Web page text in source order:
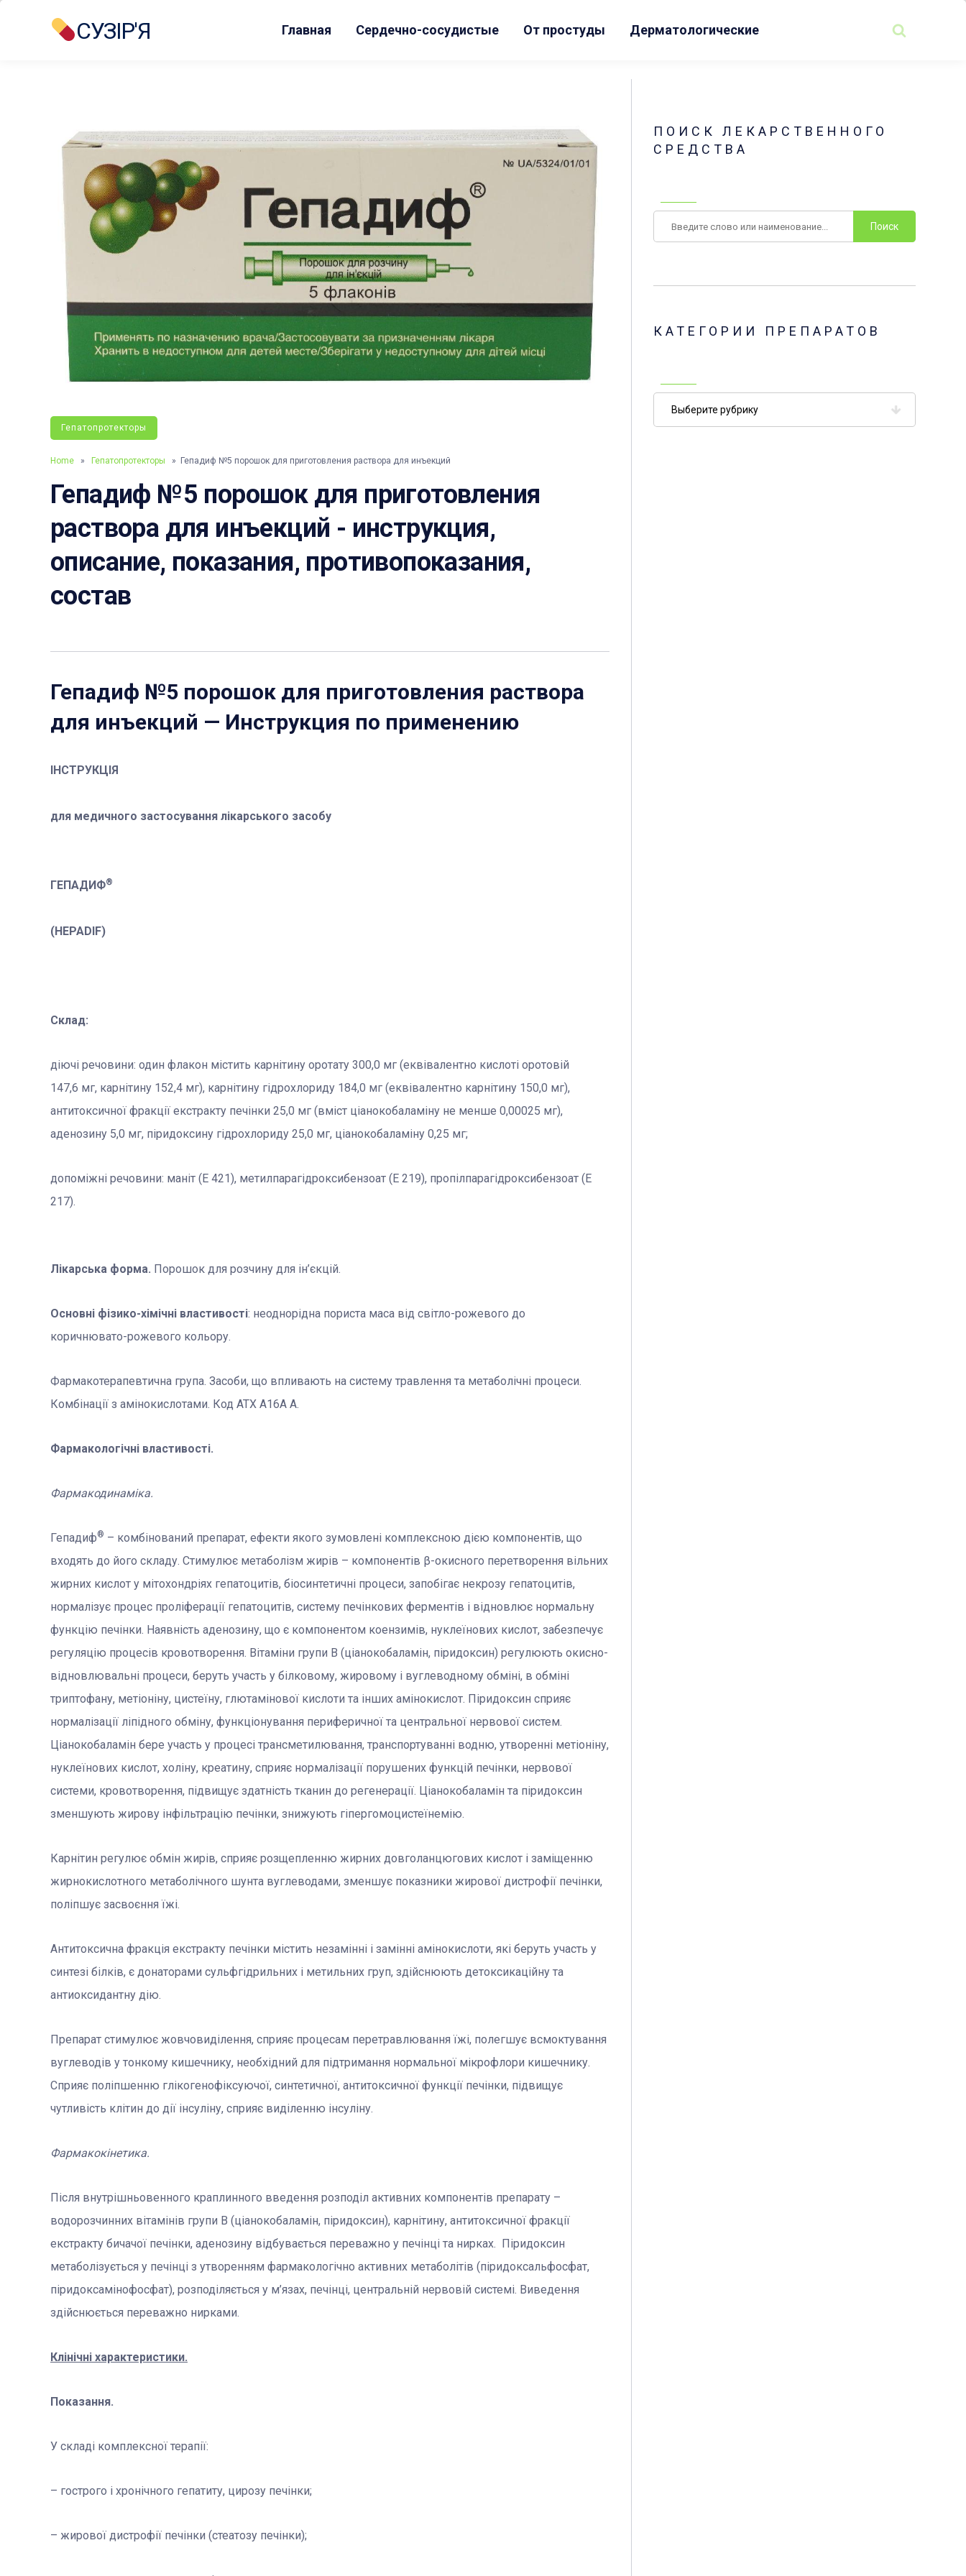
СУЗІР'Я Главная Сердечно-сосудистые От простуды Дерматологические
Гепатопротекторы
Home » Гепатопротекторы » Гепадиф №5 порошок для приготовления раствора для инъекций
Гепадиф №5 порошок для приготовления
раствора для инъекций - инструкция,
описание, показания, противопоказания,
состав
Гепадиф №5 порошок для приготовления раствора
для инъекций — Инструкция по применению
ІНСТРУКЦІЯ
для медичного застосування лікарського засобу
ГЕПАДИФ®
(HEPADIF)
Склад:
діючі речовини: один флакон містить карнітину оротату 300,0 мг (еквівалентно кислоті оротовій
147,6 мг, карнітину 152,4 мг), карнітину гідрохлориду 184,0 мг (еквівалентно карнітину 150,0 мг),
антитоксичної фракції екстракту печінки 25,0 мг (вміст ціанокобаламіну не менше 0,00025 мг),
аденозину 5,0 мг, піридоксину гідрохлориду 25,0 мг, ціанокобаламіну 0,25 мг;
допоміжні речовини: маніт (Е 421), метилпарагідроксибензоат (Е 219), пропілпарагідроксибензоат (Е
217).
Лікарська форма. Порошок для розчину для ін’єкцій.
Основні фізико-хімічні властивості: неоднорідна пориста маса від світло-рожевого до
коричнювато-рожевого кольору.
Фармакотерапевтична група. Засоби, що впливають на систему травлення та метаболічні процеси.
Комбінації з амінокислотами. Код АТХ A16А А.
Фармакологічні властивості.
Фармакодинаміка.
Гепадиф® – комбінований препарат, ефекти якого зумовлені комплексною дією компонентів, що
входять до його складу. Стимулює метаболізм жирів – компонентів β-окисного перетворення вільних
жирних кислот у мітохондріях гепатоцитів, біосинтетичні процеси, запобігає некрозу гепатоцитів,
нормалізує процес проліферації гепатоцитів, систему печінкових ферментів і відновлює нормальну
функцію печінки. Наявність аденозину, що є компонентом коензимів, нуклеїнових кислот, забезпечує
регуляцію процесів кровотворення. Вітаміни групи В (ціанокобаламін, піридоксин) регулюють окисно-
відновлювальні процеси, беруть участь у білковому, жировому і вуглеводному обміні, в обміні
триптофану, метіоніну, цистеїну, глютамінової кислоти та інших амінокислот. Піридоксин сприяє
нормалізації ліпідного обміну, функціонування периферичної та центральної нервової систем.
Ціанокобаламін бере участь у процесі трансметилювання, транспортуванні водню, утворенні метіоніну,
нуклеїнових кислот, холіну, креатину, сприяє нормалізації порушених функцій печінки, нервової
системи, кровотворення, підвищує здатність тканин до регенерації. Ціанокобаламін та піридоксин
зменшують жирову інфільтрацію печінки, знижують гіпергомоцистеїнемію.
Карнітин регулює обмін жирів, сприяє розщепленню жирних довголанцюгових кислот і заміщенню
жирнокислотного метаболічного шунта вуглеводами, зменшує показники жирової дистрофії печінки,
поліпшує засвоєння їжі.
Антитоксична фракція екстракту печінки містить незамінні і замінні амінокислоти, які беруть участь у
синтезі білків, є донаторами сульфгідрильних і метильних груп, здійснюють детоксикаційну та
антиоксидантну дію.
Препарат стимулює жовчовиділення, сприяє процесам перетравлювання їжі, полегшує всмоктування
вуглеводів у тонкому кишечнику, необхідний для підтримання нормальної мікрофлори кишечнику.
Сприяє поліпшенню глікогенофіксуючої, синтетичної, антитоксичної функції печінки, підвищує
чутливість клітин до дії інсуліну, сприяє виділенню інсуліну.
Фармакокінетика.
Після внутрішньовенного краплинного введення розподіл активних компонентів препарату –
водорозчинних вітамінів групи В (ціанокобаламін, піридоксин), карнітину, антитоксичної фракції
екстракту бичачої печінки, аденозину відбувається переважно у печінці та нирках. Піридоксин
метаболізується у печінці з утворенням фармакологічно активних метаболітів (піридоксальфосфат,
піридоксамінофосфат), розподіляється у м’язах, печінці, центральній нервовій системі. Виведення
здійснюється переважно нирками.
Клінічні характеристики.
Показання.
У складі комплексної терапії:
– гострого і хронічного гепатиту, цирозу печінки;
– жирової дистрофії печінки (стеатозу печінки);
ПОИСК ЛЕКАРСТВЕННОГО
СРЕДСТВА
КАТЕГОРИИ ПРЕПАРАТОВ
препаратов